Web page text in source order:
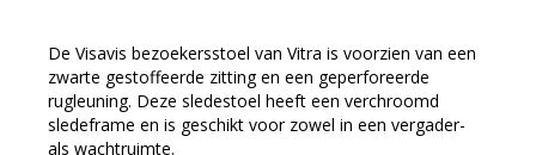
De Visavis bezoekersstoel van Vitra is voorzien van een
zwarte gestoffeerde zitting en een geperforeerde
rugleuning. Deze sledestoel heeft een verchroomd
sledeframe en is geschikt voor zowel in een vergader-
als wachtruimte.